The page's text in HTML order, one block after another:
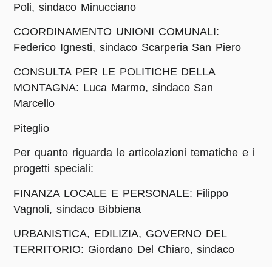
Poli, sindaco Minucciano
COORDINAMENTO UNIONI COMUNALI:
Federico Ignesti, sindaco Scarperia San Piero
CONSULTA PER LE POLITICHE DELLA
MONTAGNA: Luca Marmo, sindaco San
Marcello
Piteglio
Per quanto riguarda le articolazioni tematiche e i
progetti speciali:
FINANZA LOCALE E PERSONALE: Filippo
Vagnoli, sindaco Bibbiena
URBANISTICA, EDILIZIA, GOVERNO DEL
TERRITORIO: Giordano Del Chiaro, sindaco